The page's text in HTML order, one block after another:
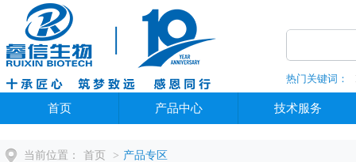
热门关键词：
全部分类
首页 产品中心 技术服务
当前位置： 首页 > 产品专区